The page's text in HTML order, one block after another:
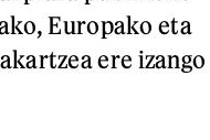
Europako eta
ere izango